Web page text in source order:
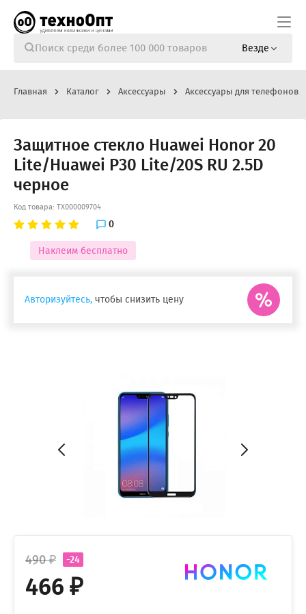
Везде
Главная Каталог Аксессуары Аксессуары для телефонов
Защитное стекло Huawei Honor 20
Lite/Huawei P30 Lite/20S RU 2.5D
черное
Код товара: ТХ000009704
0
Наклеим бесплатно
Авторизуйтесь, чтобы снизить цену
-24
490 ₽
466 ₽